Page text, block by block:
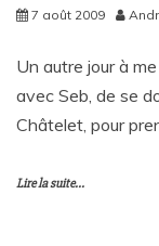
7 août 2009
Un autre jour à
avec Seb, de se
Châtelet, pour
Lire la suite...